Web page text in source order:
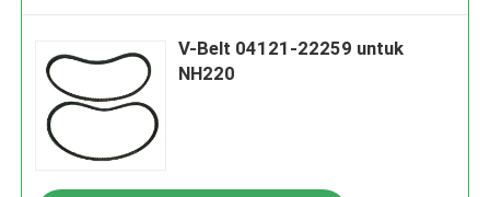
V-Belt 04121-22259 untuk
NH220